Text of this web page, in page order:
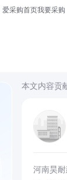
爱采购首页我要采购
本文内容贡
河南昊